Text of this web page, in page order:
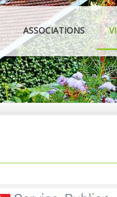
ASSOCIATIONS